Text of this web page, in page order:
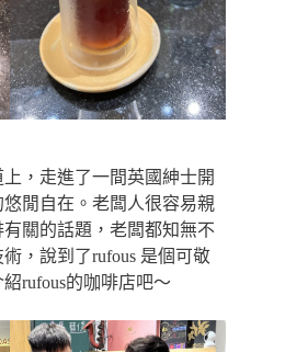
，走進了一間英國紳士開
閒自在。老闆人很容易親
關的話題，老闆都知無不
，說到了rufous 是個可敬
rufous的咖啡店吧～